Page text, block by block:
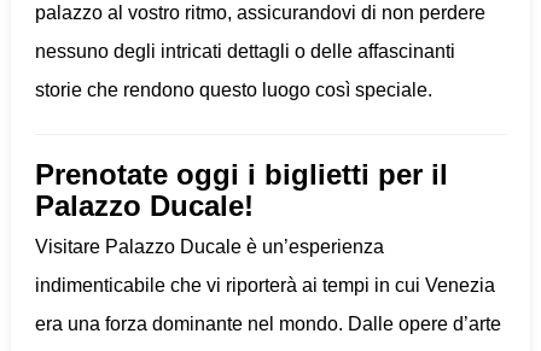
palazzo al vostro ritmo, assicurandovi di non perdere
nessuno degli intricati dettagli o delle affascinanti
storie che rendono questo luogo così speciale.
Prenotate oggi i biglietti per il
Palazzo Ducale!
Visitare Palazzo Ducale è un’esperienza
indimenticabile che vi riporterà ai tempi in cui Venezia
era una forza dominante nel mondo. Dalle opere d’arte